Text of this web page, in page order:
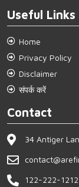
Useful Links
Home
Privacy Policy
Disclaimer
संपर्क करें
Contact
34 Antiger
122-222-1212